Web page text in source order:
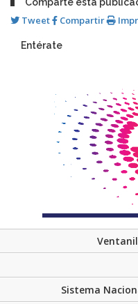
Tweet Compartir
Entérate
Sistema